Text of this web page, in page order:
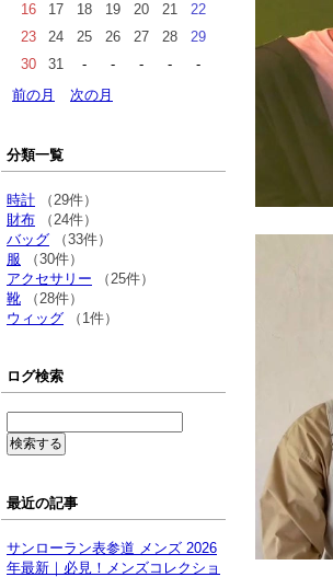
16
17 18 19 20 21
22
23
24 25 26 27 28
29
30
31 - - - -
-
前の月
次の月
分類一覧
時計 （29件）
財布 （24件）
バッグ （33件）
服 （30件）
アクセサリー （25件）
靴 （28件）
ウィッグ （1件）
ログ検索
最近の記事
サンローラン表参道 メンズ 2026
年最新｜必見！メンズコレクショ